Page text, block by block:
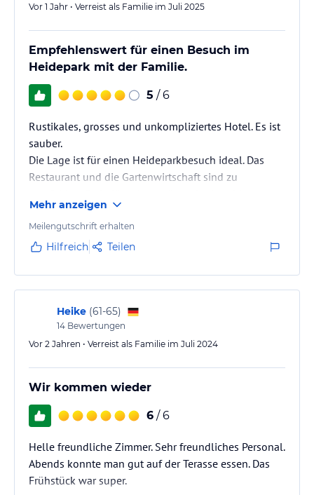
Vor 1 Jahr • Verreist als Familie im Juli 2025
Empfehlenswert für einen Besuch im
Heidepark mit der Familie.
5 / 6
Rustikales, grosses und unkompliziertes Hotel. Es ist
sauber.
Die Lage ist für einen Heideparkbesuch ideal. Das
Restaurant und die Gartenwirtschaft sind zu
vorhanden.
Mehr anzeigen
Meilengutschrift erhalten
Hilfreich Teilen
Heike (61-65)
14 Bewertungen
Vor 2 Jahren • Verreist als Familie im Juli 2024
Wir kommen wieder
6 / 6
Helle freundliche Zimmer. Sehr freundliches Personal.
Abends konnte man gut auf der Terasse essen. Das
Frühstück war super.